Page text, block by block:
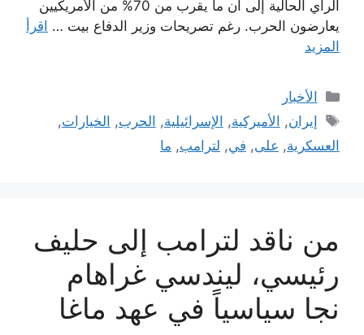
الرأي الحالية إلى أن ما يقرب من 70% من الأمريكيين
يعارضون الحرب. رغم تصريحات وزير الدفاع بيت … اقرأ
المزيد
التصنيفات
الأخبار
الوسوم
إيران, الأميركية, الإسرائيلية, الحرب, الخيارات,
العسكرية, على, في, لترامب, ما
من ناقد لترامب إلى حليف
رئيسي، ليندسي غراهام
نجا سياسياً في عهد ماغا